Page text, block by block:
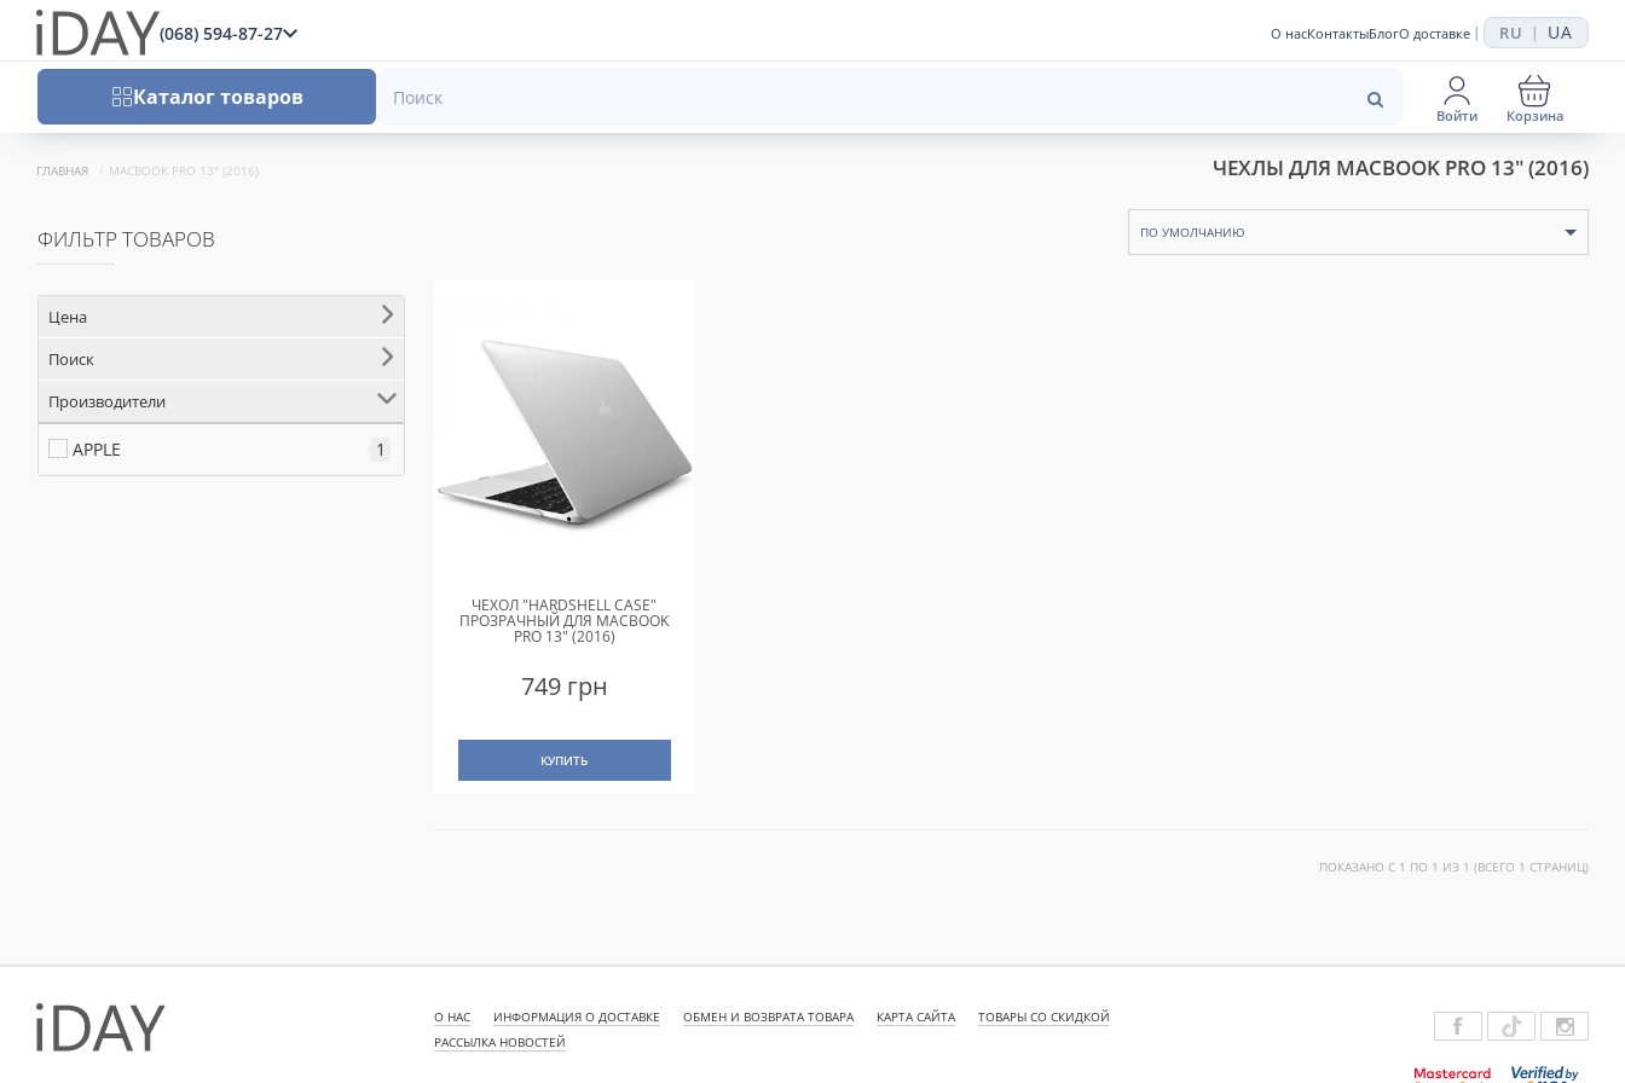
(068) 594-87-27 О насКонтактыБлогО доставке | RU | UA
Каталог товаров
Войти Корзина
ГЛАВНАЯ MACBOOK PRO 13" (2016) ЧЕХЛЫ ДЛЯ MACBOOK PRO 13" (2016)
ФИЛЬТР ТОВАРОВ
Цена
Поиск
Производители
APPLE 1
ПО УМОЛЧАНИЮ
ЧЕХОЛ "HARDSHELL CASE"
ПРОЗРАЧНЫЙ ДЛЯ MACBOOK
PRO 13" (2016)
749 грн
КУПИТЬ
ПОКАЗАНО С 1 ПО 1 ИЗ 1 (ВСЕГО 1 СТРАНИЦ)
О НАС ИНФОРМАЦИЯ О ДОСТАВКЕ ОБМЕН И ВОЗВРАТА ТОВАРА КАРТА САЙТА
ТОВАРЫ СО СКИДКОЙ
РАССЫЛКА НОВОСТЕЙ